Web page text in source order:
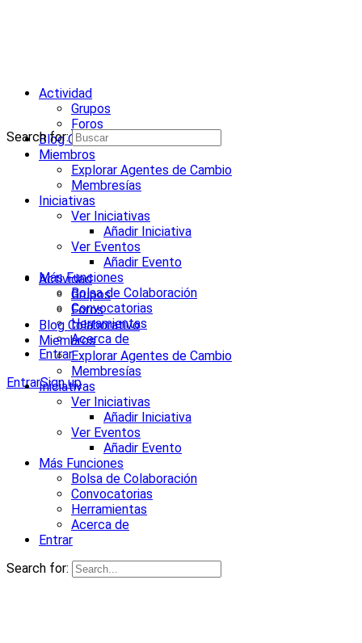
Actividad
Grupos
Foros
Blog Colaborativo
Miembros
Explorar Agentes de Cambio
Membresías
Iniciativas
Ver Iniciativas
Añadir Iniciativa
Ver Eventos
Añadir Evento
Más Funciones
Bolsa de Colaboración
Convocatorias
Herramientas
Acerca de
Entrar
EntrarSign up
Search for:
Actividad
Grupos
Foros
Blog Colaborativo
Miembros
Explorar Agentes de Cambio
Membresías
Iniciativas
Ver Iniciativas
Añadir Iniciativa
Ver Eventos
Añadir Evento
Más Funciones
Bolsa de Colaboración
Convocatorias
Herramientas
Acerca de
Entrar
Search for: